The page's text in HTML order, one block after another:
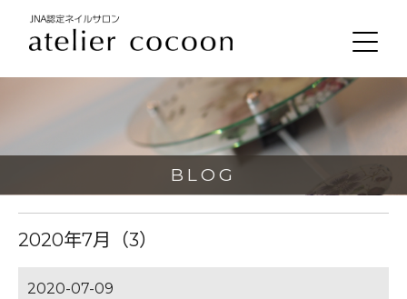
BLOG
2020年7月（3）
2020-07-09